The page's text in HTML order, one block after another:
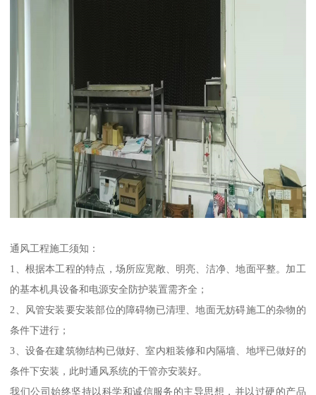
通风工程施工须知：
1、根据本工程的特点，场所应宽敞、明亮、洁净、地面平整。加工
的基本机具设备和电源安全防护装置需齐全；
2、风管安装要安装部位的障碍物已清理、地面无妨碍施工的杂物的
条件下进行；
3、设备在建筑物结构已做好、室内粗装修和内隔墙、地坪已做好的
条件下安装，此时通风系统的干管亦安装好。
我们公司始终坚持以科学和诚信服务的主导思想，并以过硬的产品